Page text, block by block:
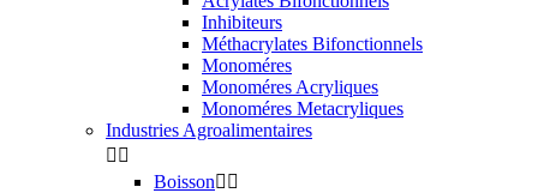
Inhibiteurs
Méthacrylates Bifonctionnels
Monoméres
Monoméres Acryliques
Monoméres Metacryliques
Industries Agroalimentaires
 
Boisson 